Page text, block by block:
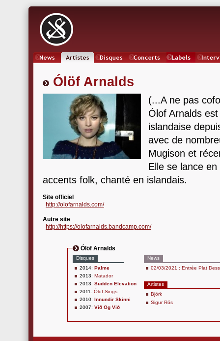
Ólöf Arnalds
(...A ne pas
Ólof Arnalds
islandaise
avec de
Mugison et
Elle se lance
accents folk, chanté en islandais.
Site officiel
http://olofarnalds.com/
Autre site
http://https://olofarnalds.bandcamp.com/
Ólöf Arnalds
Disques
2014: Palme
2013: Matador
2013: Sudden Elevation
2011: Ólöf Sings
2010: Innundir Skinni
2007: Við Og Við
News
02/03/2021 : Entrée Plat
Artistes
Björk
Sigur Rós